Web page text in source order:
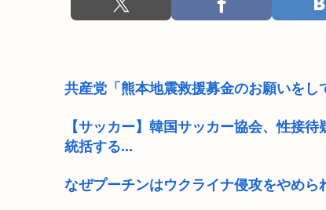
共産党「熊本地震救援募金のお願いをし
【サッカー】韓国サッカー協会、性接
統括する...
なぜプーチンはウクライナ侵攻をやめら